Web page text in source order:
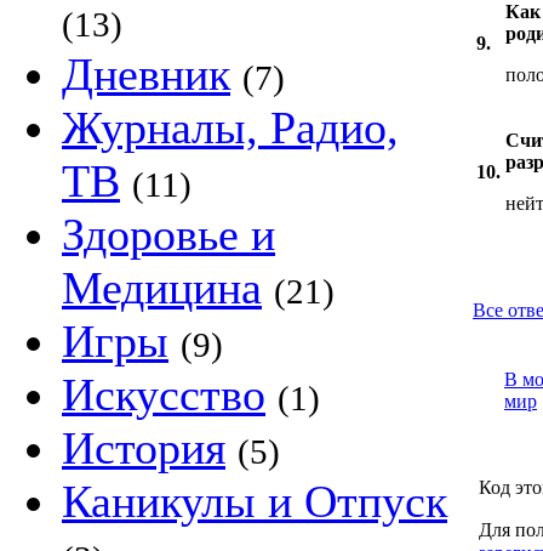
(13)
Дневник (7)
Журналы, Радио,
ТВ (11)
Здоровье и
Медицина (21)
Игры (9)
Искусство (1)
История (5)
Каникулы и Отпуск
9.
Как
10.
Все
В
мир
Код
Для